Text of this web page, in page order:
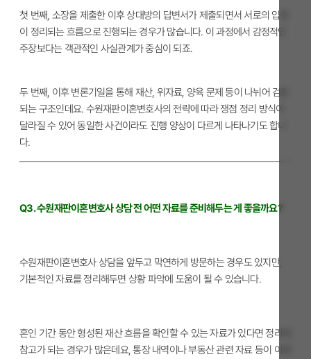
첫 번째, 소장을 제출한 이후 상대방의 답변서가 제출되면서 서로의 입장
이 정리되는 흐름으로 진행되는 경우가 많습니다. 이 과정에서 감정적인
주장보다는 객관적인 사실관계가 중심이 되죠.
두 번째, 이후 변론기일을 통해 재산, 위자료, 양육 문제 등이 나뉘어 검토
되는 구조인데요. 수원재판이혼변호사의 전략에 따라 쟁점 정리 방식이
달라질 수 있어 동일한 사건이라도 진행 양상이 다르게 나타나기도 합니
다.
Q3. 수원재판이혼변호사 상담 전 어떤 자료를 준비해두는 게 좋을까요?
수원재판이혼변호사 상담을 앞두고 막연하게 방문하는 경우도 있지만,
기본적인 자료를 정리해두면 상황 파악에 도움이 될 수 있습니다.
혼인 기간 동안 형성된 재산 흐름을 확인할 수 있는 자료가 있다면 정리에
참고가 되는 경우가 많은데요, 통장 내역이나 부동산 관련 자료 등이 이에